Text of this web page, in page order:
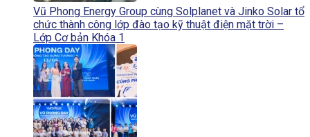
Vũ Phong Energy Group cùng Solplanet và Jinko Solar tổ
chức thành công lớp đào tạo kỹ thuật điện mặt trời –
Lớp Cơ bản Khóa 1